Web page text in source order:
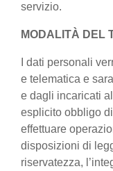
servizio.
MODALITÀ DEL
I dati personali
e telematica e
e dagli incaricati
esplicito obbligo
effettuare
disposizioni di
riservatezza,